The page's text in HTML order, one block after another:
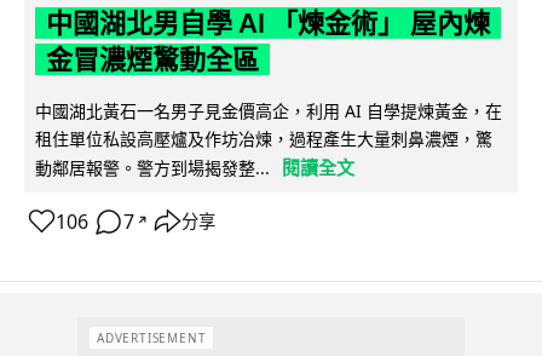
中國湖北男自學 AI 「煉金術」 屋內煉
金冒濃煙驚動全區
中國湖北黃石一名男子見金價高企，利用 AI 自學提煉黃金，在
租住單位私設高壓爐及作坊冶煉，過程產生大量刺鼻濃煙，驚
動鄰居報警。警方到場揭發整...
閱讀全文
106 7 ↗ 分享
ADVERTISEMENT